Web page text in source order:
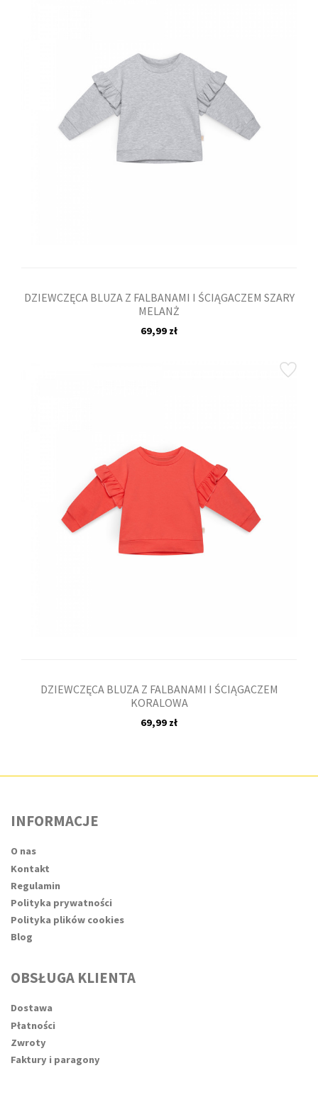
DZIEWCZĘCA BLUZA Z FALBANAMI I ŚCIĄGACZEM SZARY
MELANŻ
69,99 zł
DZIEWCZĘCA BLUZA Z FALBANAMI I ŚCIĄGACZEM
KORALOWA
69,99 zł
INFORMACJE
O nas
Kontakt
Regulamin
Polityka prywatności
Polityka plików cookies
Blog
OBSŁUGA KLIENTA
Dostawa
Płatności
Zwroty
Faktury i paragony